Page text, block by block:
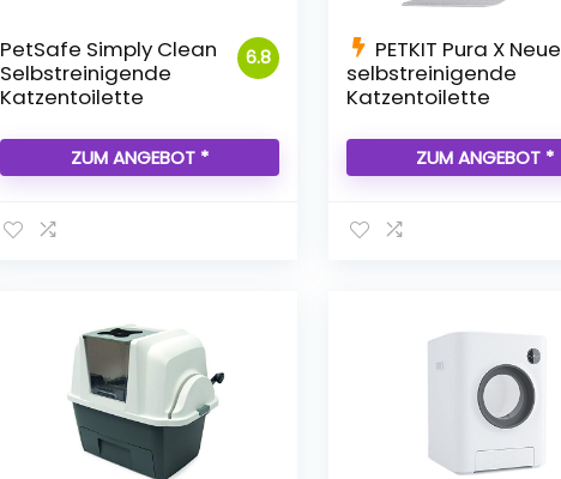
6.8
PetSafe Simply Clean
Selbstreinigende
Katzentoilette
ZUM ANGEBOT *
PETKIT Pura X Neue
selbstreinigende
Katzentoilette
ZUM ANGEBOT *